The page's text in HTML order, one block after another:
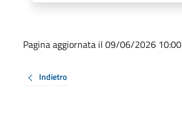
Pagina aggiornata il 09/06/2026 10:00
Indietro